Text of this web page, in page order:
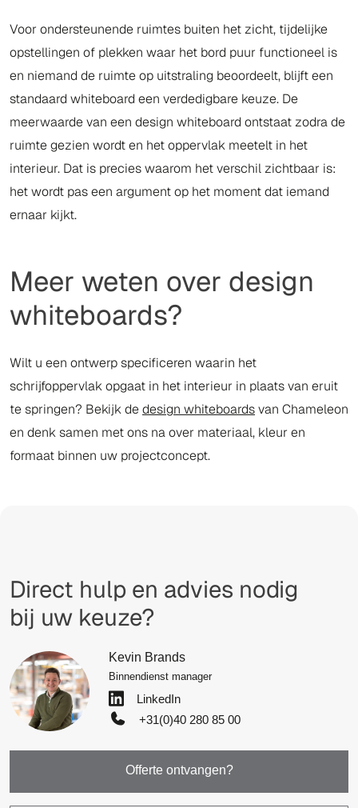
Voor ondersteunende ruimtes buiten het zicht, tijdelijke
opstellingen of plekken waar het bord puur functioneel is
en niemand de ruimte op uitstraling beoordeelt, blijft een
standaard whiteboard een verdedigbare keuze. De
meerwaarde van een design whiteboard ontstaat zodra de
ruimte gezien wordt en het oppervlak meetelt in het
interieur. Dat is precies waarom het verschil zichtbaar is:
het wordt pas een argument op het moment dat iemand
ernaar kijkt.
Meer weten over design
whiteboards?
Wilt u een ontwerp specificeren waarin het
schrijfoppervlak opgaat in het interieur in plaats van eruit
te springen? Bekijk dedesign whiteboardsvan Chameleon
en denk samen met ons na over materiaal, kleur en
formaat binnen uw projectconcept.
Direct hulp en advies nodig
bij uw keuze?
Kevin Brands
Binnendienst manager
LinkedIn
+31(0)40 280 85 00
Offerte ontvangen?